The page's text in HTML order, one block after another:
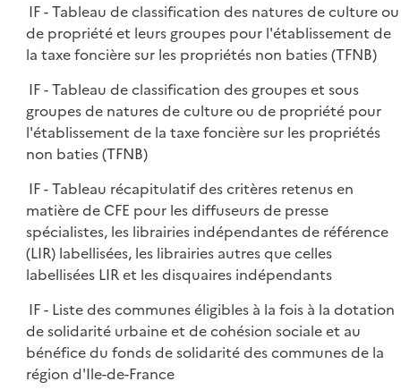
IF - Tableau de classification des natures de culture ou
de propriété et leurs groupes pour l'établissement de
la taxe foncière sur les propriétés non baties (TFNB)
IF - Tableau de classification des groupes et sous
groupes de natures de culture ou de propriété pour
l'établissement de la taxe foncière sur les propriétés
non baties (TFNB)
IF - Tableau récapitulatif des critères retenus en
matière de CFE pour les diffuseurs de presse
spécialistes, les librairies indépendantes de référence
(LIR) labellisées, les librairies autres que celles
labellisées LIR et les disquaires indépendants
IF - Liste des communes éligibles à la fois à la dotation
de solidarité urbaine et de cohésion sociale et au
bénéfice du fonds de solidarité des communes de la
région d'Ile-de-France